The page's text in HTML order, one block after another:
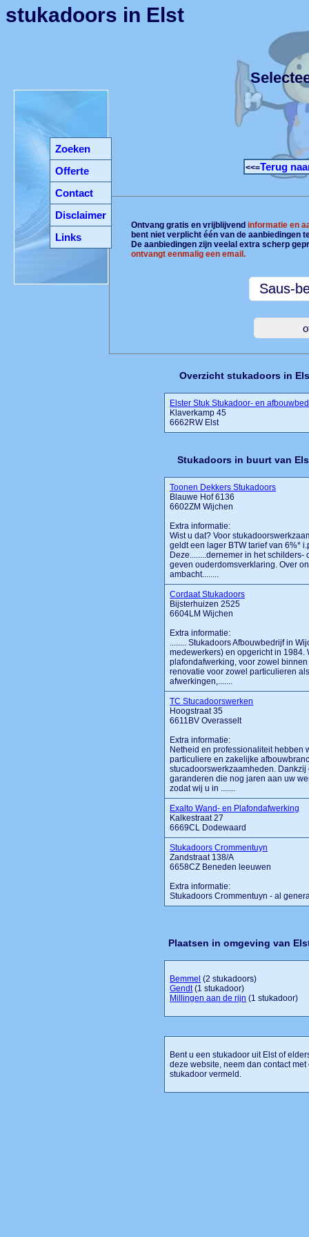
Zoeken
Offerte
Contact
Disclaimer
Links
stukadoors in Elst
<<=Terug
Ontvang gratis en vrijblijvendinformatie en
bent niet verplicht één van de aanbiedingen
De aanbiedingen zijn veelal extra scherp
ontvangt eenmalig een email.
Overzicht stukadoors in
Elster Stuk Stukadoor- en
Klaverkamp 45
6662RW Elst
Stukadoors in buurt van
Toonen Dekkers Stukadoors
Blauwe Hof 6136
6602ZM Wijchen
Extra informatie:
Wist u dat? Voor
geldt een lager BTW tarief van 6%*
Deze........dernemer in het
geven ouderdomsverklaring. Over
ambacht........
Cordaat Stukadoors
Bijsterhuizen 2525
6604LM Wijchen
Extra informatie:
........ Stukadoors Afbouwbedrijf in
medewerkers) en opgericht in
plafondafwerking, voor zowel
renovatie voor zowel particulieren
afwerkingen,.......
TC Stucadoorswerken
Hoogstraat 35
6611BV Overasselt
Extra informatie:
Netheid en professionaliteit hebben
particuliere en zakelijke
stucadoorswerkzaamheden.
garanderen die nog jaren aan uw
zodat wij u in .......
Exalto Wand- en Plafondafwerking
Kalkestraat 27
6669CL Dodewaard
Stukadoors Crommentuyn
Zandstraat 138/A
6658CZ Beneden leeuwen
Extra informatie:
Stukadoors Crommentuyn - al
Plaatsen in omgeving van
Bemmel (2 stukadoors)
Gendt(1 stukadoor)
Millingen aan de rijn (1 stukadoor)
Bent u een stukadoor uit Elst of
deze website, neem dan contact
stukadoor vermeld.